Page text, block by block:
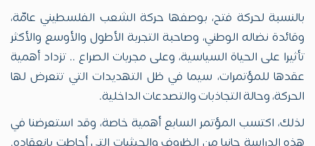
بالنسبة لحركة فتح، بوصفها حركة الشعب الفلسطيني عامّة،
وقائدة نضاله الوطني، وصاحبة التجربة الأطول والأوسع والأكثر
تأثيرا على الحياة السياسية، وعلى مجريات الصراع .. تزداد أهمية
عقدها للمؤتمرات، سيما في ظل التهديدات التي تتعرض لها
الحركة، وحالة التجاذبات والتصدعات الداخلية.
لذلك، اكتسب المؤتمر السابع أهمية خاصة، وقد استعرضنا في